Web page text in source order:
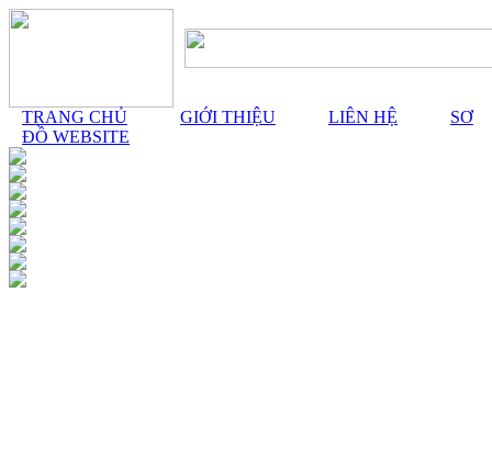
TRANG CHỦ GIỚI THIỆU LIÊN HỆ
SƠ
ĐỒ WEBSITE